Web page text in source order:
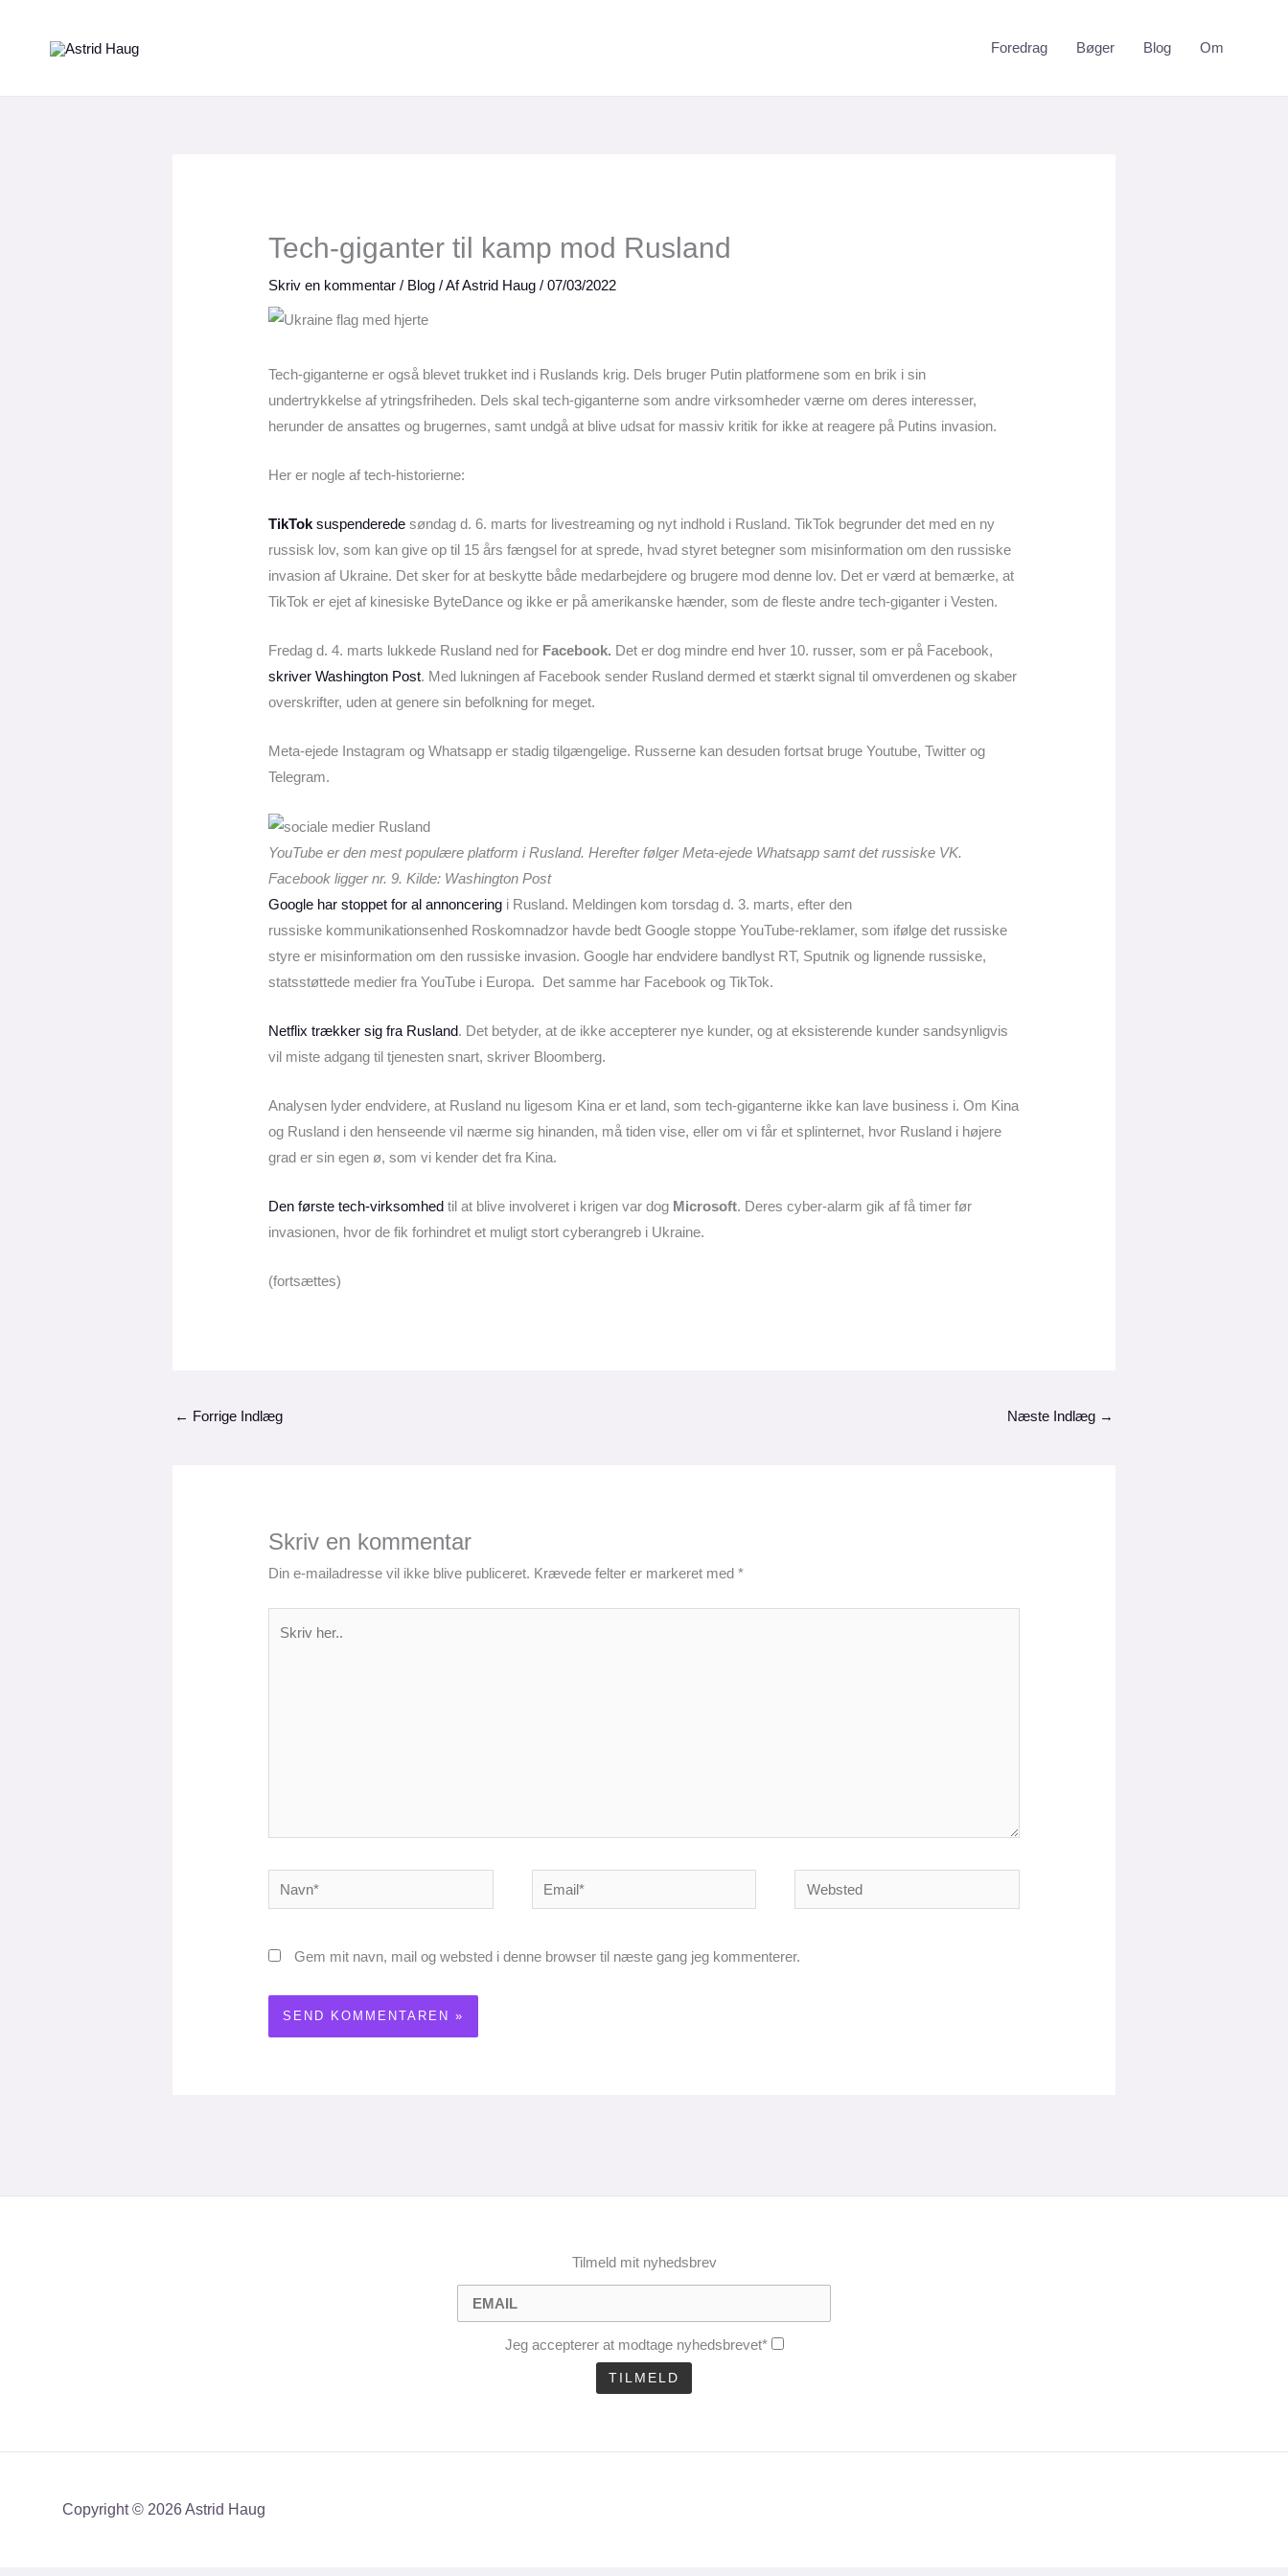
Foredrag Bøger Blog Om
Tech-giganter til kamp mod Rusland
Skriv en kommentar / Blog / AfAstrid Haug/07/03/2022
Tech-giganterne er også blevet trukket ind i Ruslands krig. Dels bruger Putin platformene som en brik i sin
undertrykkelse af ytringsfriheden. Dels skal tech-giganterne som andre virksomheder værne om deres interesser,
herunder de ansattes og brugernes, samt undgå at blive udsat for massiv kritik for ikke at reagere på Putins invasion.
Her er nogle af tech-historierne:
TikTok suspenderede søndag d. 6. marts for livestreaming og nyt indhold i Rusland. TikTok begrunder det med en ny
russisk lov, som kan give op til 15 års fængsel for at sprede, hvad styret betegner som misinformation om den russiske
invasion af Ukraine. Det sker for at beskytte både medarbejdere og brugere mod denne lov. Det er værd at bemærke, at
TikTok er ejet af kinesiske ByteDance og ikke er på amerikanske hænder, som de fleste andre tech-giganter i Vesten.
Fredag d. 4. marts lukkede Rusland ned for Facebook. Det er dog mindre end hver 10. russer, som er på Facebook,
skriver Washington Post. Med lukningen af Facebook sender Rusland dermed et stærkt signal til omverdenen og skaber
overskrifter, uden at genere sin befolkning for meget.
Meta-ejede Instagram og Whatsapp er stadig tilgængelige. Russerne kan desuden fortsat bruge Youtube, Twitter og
Telegram.
YouTube er den mest populære platform i Rusland. Herefter følger Meta-ejede Whatsapp samt det russiske VK.
Facebook ligger nr. 9. Kilde: Washington Post
Google har stoppet for al annoncering i Rusland. Meldingen kom torsdag d. 3. marts, efter den
russiske kommunikationsenhed Roskomnadzor havde bedt Google stoppe YouTube-reklamer, som ifølge det russiske
styre er misinformation om den russiske invasion. Google har endvidere bandlyst RT, Sputnik og lignende russiske,
statsstøttede medier fra YouTube i Europa. Det samme har Facebook og TikTok.
Netflix trækker sig fra Rusland. Det betyder, at de ikke accepterer nye kunder, og at eksisterende kunder sandsynligvis
vil miste adgang til tjenesten snart, skriver Bloomberg.
Analysen lyder endvidere, at Rusland nu ligesom Kina er et land, som tech-giganterne ikke kan lave business i. Om Kina
og Rusland i den henseende vil nærme sig hinanden, må tiden vise, eller om vi får et splinternet, hvor Rusland i højere
grad er sin egen ø, som vi kender det fra Kina.
Den første tech-virksomhed til at blive involveret i krigen var dog Microsoft. Deres cyber-alarm gik af få timer før
invasionen, hvor de fik forhindret et muligt stort cyberangreb i Ukraine.
(fortsættes)
← Forrige Indlæg Næste Indlæg →
Skriv en kommentar
Din e-mailadresse vil ikke blive publiceret. Krævede felter er markeret med*
Navn* Email* Websted
Gem mit navn, mail og websted i denne browser til næste gang jeg kommenterer.
Tilmeld mit nyhedsbrev
Jeg accepterer at modtage nyhedsbrevet*
Copyright © 2026 Astrid Haug